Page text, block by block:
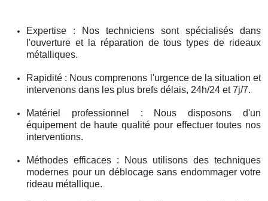
Expertise : Nos techniciens sont spécialisés dans
l'ouverture et la réparation de tous types de rideaux
métalliques.
Rapidité : Nous comprenons l'urgence de la situation et
intervenons dans les plus brefs délais, 24h/24 et 7j/7.
Matériel professionnel : Nous disposons d'un
équipement de haute qualité pour effectuer toutes nos
interventions.
Méthodes efficaces : Nous utilisons des techniques
modernes pour un déblocage sans endommager votre
rideau métallique.